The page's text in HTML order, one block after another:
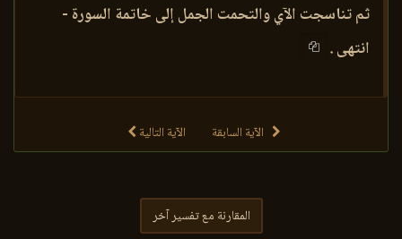
ثم تناسجت الآي والتحمت الجمل إلى خاتمة السورة -
انتهى .
الآية السابقة الآية التالية
المقارنة مع تفسير آخر